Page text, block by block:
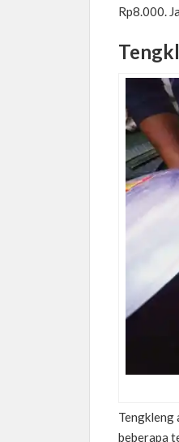
Rp8.000.
Tengkleng
beberapa